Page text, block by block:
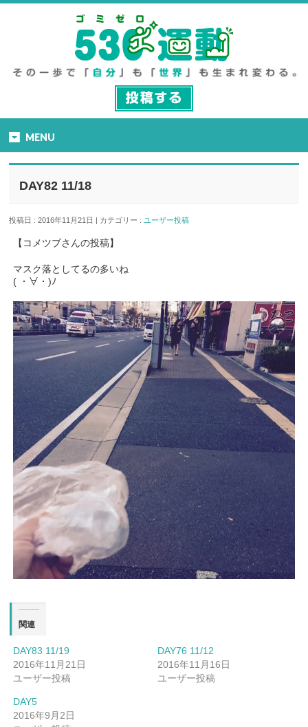
MENU
DAY82 11/18
投稿日 : 2016年11月21日 | カテゴリー :ユーザー投稿
【コメツブさんの投稿】
マスク落としてるの多いね
( ・∀・)ﾉ
関連
DAY83 11/19
2016年11月21日
ユーザー投稿
DAY76 11/12
2016年11月16日
ユーザー投稿
DAY5
2016年9月2日